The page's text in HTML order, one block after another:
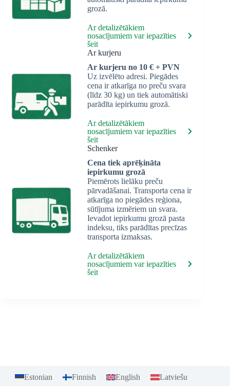
grozā.
Ar detalizētākiem
nosacījumiem var iepazīties
šeit
Ar kurjeru
Ar kurjeru no 10 € + PVN
Uz izvēlēto adresi. Piegādes
cena ir atkarīga no preču svara
(līdz 30 kg) un tiek automātiski
parādīta iepirkumu grozā.
Ar detalizētākiem
nosacījumiem var iepazīties
šeit
Schenker
Cena tiek aprēķināta
iepirkumu grozā
Piemērots lielāku preču
pārvadāšanai. Transporta cena ir
atkarīga no piegādes reģiona,
sūtījuma izmēriem un svara.
Ievadot iepirkumu grozā pasta
indeksu, tiks parādītas precīzas
transporta izmaksas.
Ar detalizētākiem
nosacījumiem var iepazīties
šeit
Estonian Finnish English Latviešu